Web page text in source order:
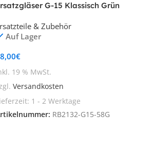
G-15 Klassisch Grün
& Zubehör
Auf Lager
€
19 % MwSt.
Versandkosten
1 - 2 Werktage
RB2132-G15-58G